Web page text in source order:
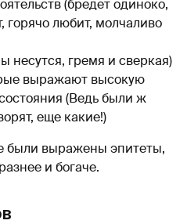
(бредет одиноко,
горячо любит, молчаливо
несутся, гремя и сверкая)
выражают высокую
(Ведь были ж
еще какие!)
были выражены эпитеты,
и богаче.